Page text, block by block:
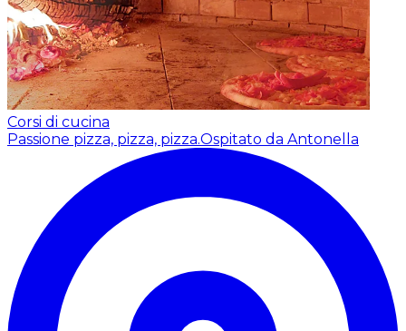
Corsi di cucina
Passione pizza, pizza, pizza.Ospitato da Antonella